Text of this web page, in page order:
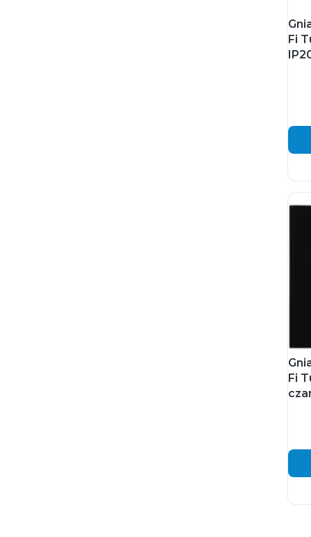
Fi
Fi